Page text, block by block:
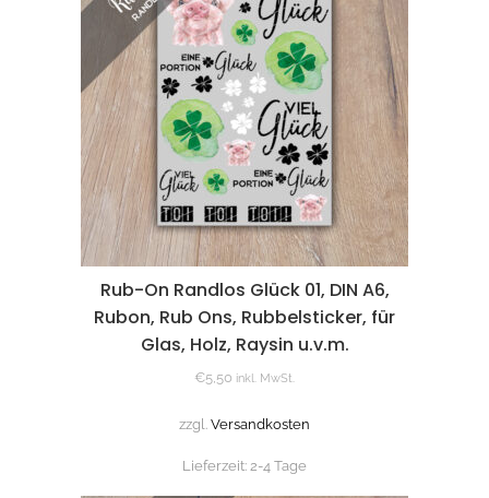
Rub-On Randlos Glück 01, DIN A6,
Rubon, Rub Ons, Rubbelsticker, für
Glas, Holz, Raysin u.v.m.
€5,50 inkl. MwSt.
zzgl. Versandkosten
Lieferzeit: 2-4 Tage